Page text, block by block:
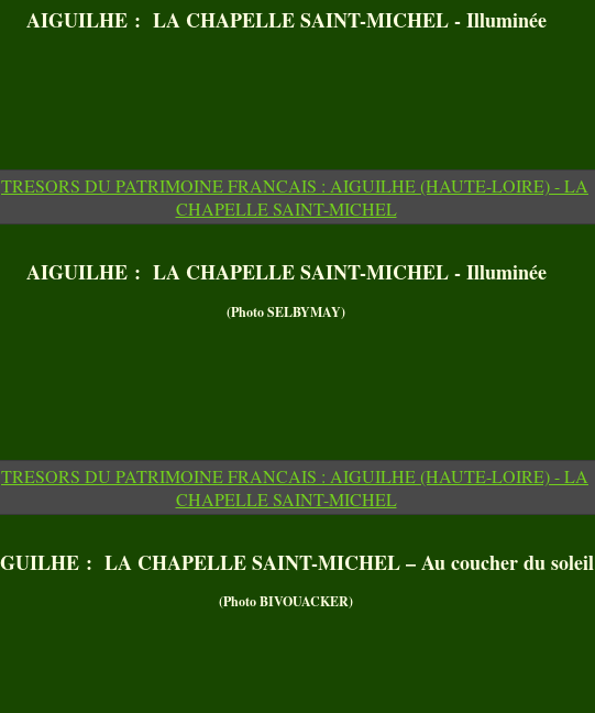
AIGUILHE : LA CHAPELLE SAINT-MICHEL - Illuminée
AIGUILHE : LA CHAPELLE SAINT-MICHEL - Illuminée
(Photo SELBYMAY)
: LA CHAPELLE SAINT-MICHEL – Au coucher du soleil
(Photo BIVOUACKER)